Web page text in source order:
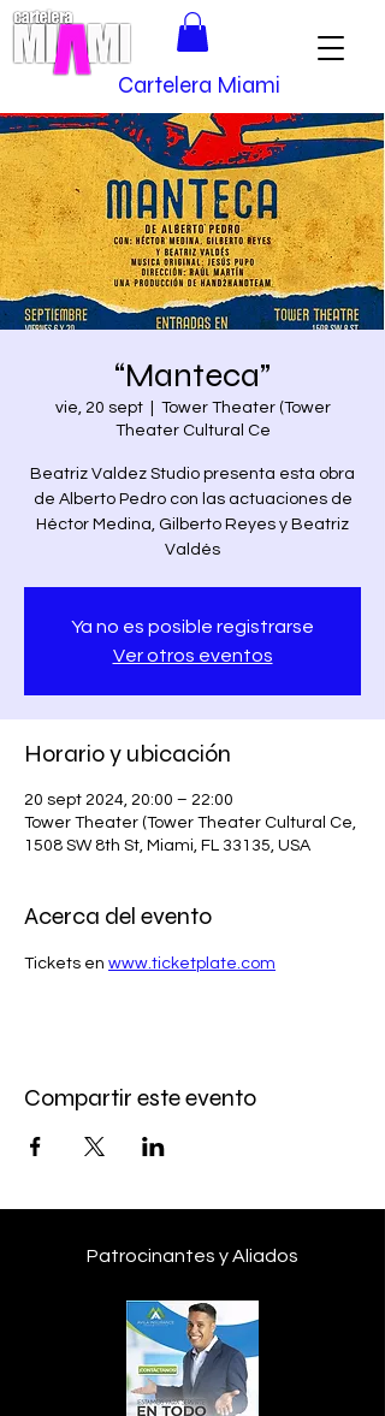
Cartelera Miami
“Manteca”
vie, 20 sept
  |
Tower Theater (Tower
Theater Cultural Ce
Beatriz Valdez Studio presenta esta obra
de Alberto Pedro con las actuaciones de
Héctor Medina, Gilberto Reyes y Beatriz
Valdés
Ya no es posible registrarse
Ver otros eventos
Horario y ubicación
20 sept 2024, 20:00 – 22:00
Tower Theater (Tower Theater Cultural Ce,
1508 SW 8th St, Miami, FL 33135, USA
Acerca del evento
Tickets en www.ticketplate.com
Compartir este evento
Patrocinantes y Aliados